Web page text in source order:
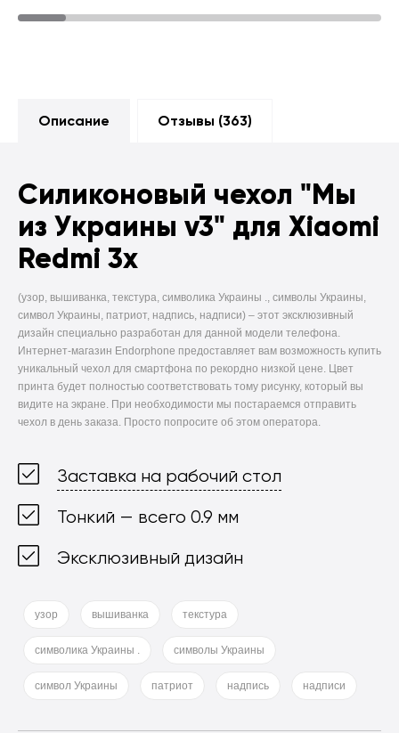
Описание Отзывы (363)
Силиконовый чехол "Мы
из Украины v3" для Xiaomi
Redmi 3x
(узор, вышиванка, текстура, символика Украины ., символы Украины,
символ Украины, патриот, надпись, надписи) – этот эксклюзивный
дизайн специально разработан для данной модели телефона.
Интернет-магазин Endorphone предоставляет вам возможность купить
уникальный чехол для смартфона по рекордно низкой цене. Цвет
принта будет полностью соответствовать тому рисунку, который вы
видите на экране. При необходимости мы постараемся отправить
чехол в день заказа. Просто попросите об этом оператора.
Заставка на рабочий стол
Тонкий — всего 0.9 мм
Эксклюзивный дизайн
узор вышиванка текстура
символика Украины . символы Украины
символ Украины патриот надпись надписи